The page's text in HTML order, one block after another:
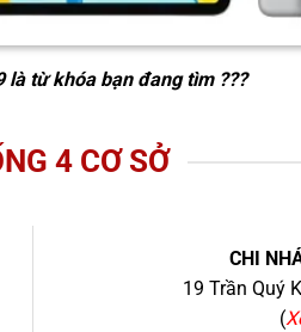
là từ khóa bạn đang tìm ???
4 CƠ SỞ
CHI
19 Trần Quý
(